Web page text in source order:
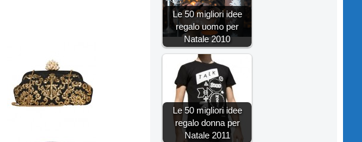
Le 50 migliori idee
regalo uomo per
Natale 2010
Le 50 migliori idee
regalo donna per
Natale 2011